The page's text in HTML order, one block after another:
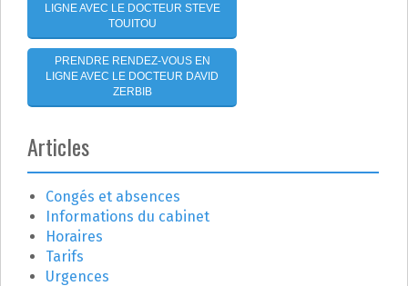
a
t
i
c
l
e
LIGNE AVEC LE DOCTEUR STEVE
TOUITOU
PRENDRE RENDEZ-VOUS EN
LIGNE AVEC LE DOCTEUR DAVID
ZERBIB
Articles
Congés et absences
Informations du cabinet
Horaires
Tarifs
Urgences